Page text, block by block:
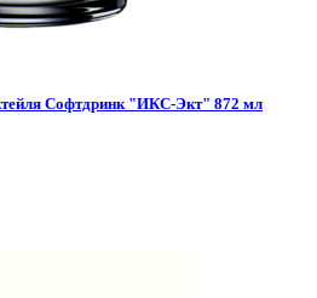
Софтдринк "ИКС-Экт" 872 мл